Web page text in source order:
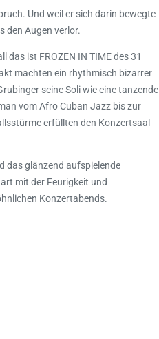
Und weil er sich darin bewegte
den Augen verlor.
ist FROZEN IN TIME des 31
machten ein rhythmisch bizarrer
seine Soli wie eine tanzende
vom Afro Cuban Jazz bis zur
erfüllten den Konzertsaal
das glänzend aufspielende
mit der Feurigkeit und
Konzertabends.